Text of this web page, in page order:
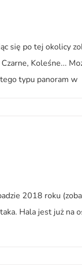
się po tej okolicy
Koleśne...
typu panoram w
2018 roku
Hala jest już na